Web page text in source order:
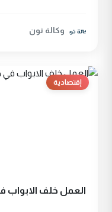
وكالة نون
إقتصادية
العمل خلف الابواب